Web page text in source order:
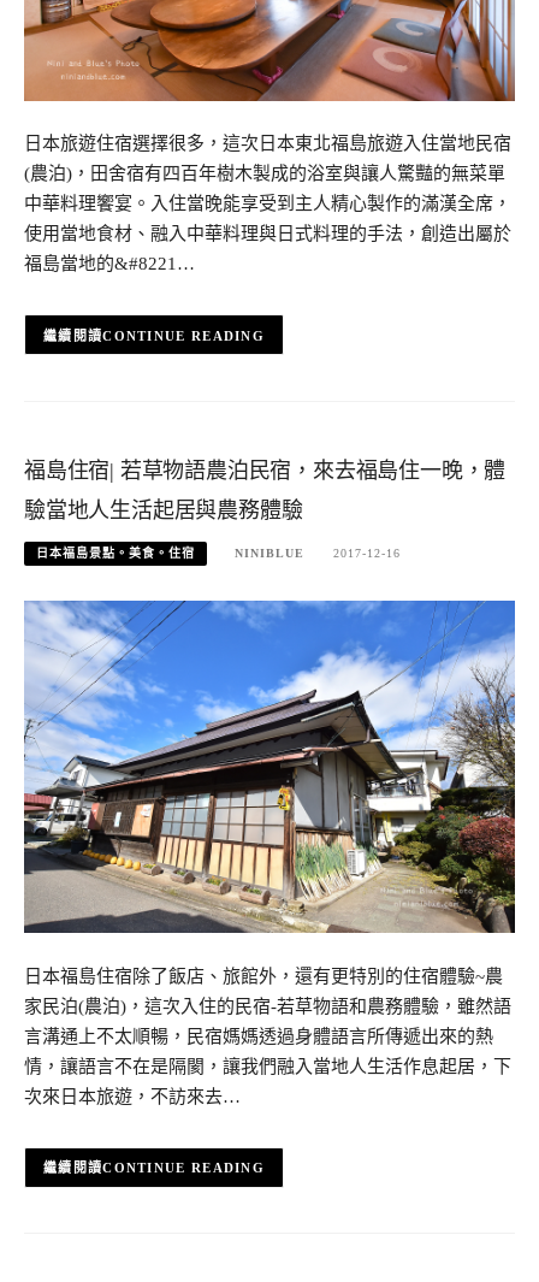
日本旅遊住宿選擇很多，這次日本東北福島旅遊入住當地民宿
(農泊)，田舍宿有四百年樹木製成的浴室與讓人驚豔的無菜單
中華料理饗宴。入住當晚能享受到主人精心製作的滿漢全席，
使用當地食材、融入中華料理與日式料理的手法，創造出屬於
福島當地的&#8221…
CONTINUE READING
福島住宿| 若草物語農泊民宿，來去福島住一晚，體
驗當地人生活起居與農務體驗
日本福島景點。美食。住宿 NINIBLUE 2017-12-16
日本福島住宿除了飯店、旅館外，還有更特別的住宿體驗~農
家民泊(農泊)，這次入住的民宿-若草物語和農務體驗，雖然語
言溝通上不太順暢，民宿媽媽透過身體語言所傳遞出來的熱
情，讓語言不在是隔閡，讓我們融入當地人生活作息起居，下
次來日本旅遊，不訪來去…
CONTINUE READING